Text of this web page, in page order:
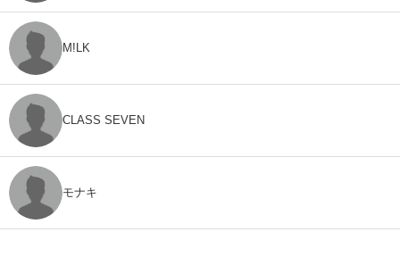
M!LK
CLASS SEVEN
モナキ